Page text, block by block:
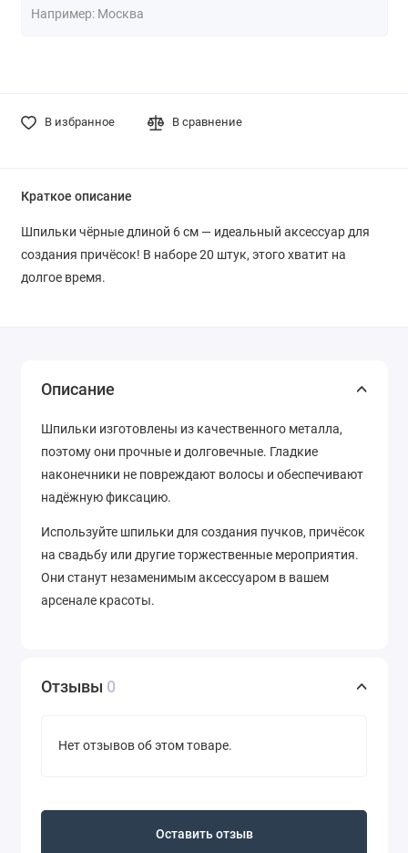
В избранное В сравнение
Краткое описание
Шпильки чёрные длиной 6 см — идеальный аксессуар для
создания причёсок! В наборе 20 штук, этого хватит на
долгое время.
Описание
Шпильки изготовлены из качественного металла,
поэтому они прочные и долговечные. Гладкие
наконечники не повреждают волосы и обеспечивают
надёжную фиксацию.
Используйте шпильки для создания пучков, причёсок
на свадьбу или другие торжественные мероприятия.
Они станут незаменимым аксессуаром в вашем
арсенале красоты.
Отзывы 0
Нет отзывов об этом товаре.
Оставить отзыв